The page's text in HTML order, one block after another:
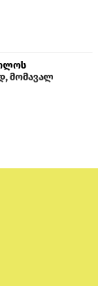
მომავალ